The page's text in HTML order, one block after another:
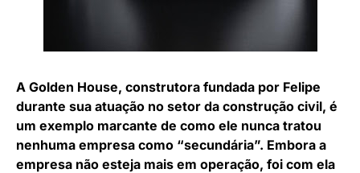
A Golden House, construtora fundada por Felipe
durante sua atuação no setor da construção civil, é
um exemplo marcante de como ele nunca tratou
nenhuma empresa como “secundária”. Embora a
empresa não esteja mais em operação, foi com ela